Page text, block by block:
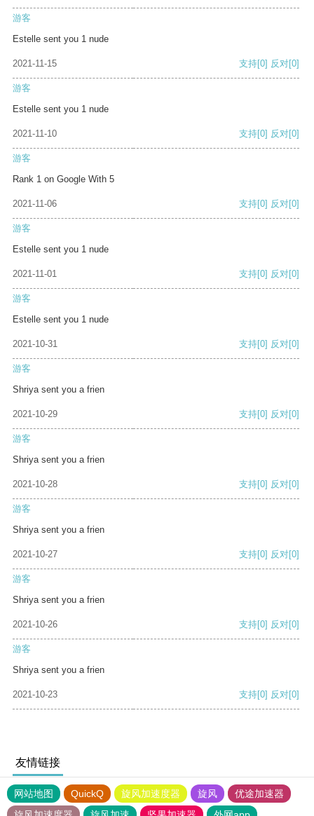
游客
Estelle sent you 1 nude
2021-11-15 支持[0] 反对[0]
游客
Estelle sent you 1 nude
2021-11-10 支持[0] 反对[0]
游客
Rank 1 on Google With 5
2021-11-06 支持[0] 反对[0]
游客
Estelle sent you 1 nude
2021-11-01 支持[0] 反对[0]
游客
Estelle sent you 1 nude
2021-10-31 支持[0] 反对[0]
游客
Shriya sent you a frien
2021-10-29 支持[0] 反对[0]
游客
Shriya sent you a frien
2021-10-28 支持[0] 反对[0]
游客
Shriya sent you a frien
2021-10-27 支持[0] 反对[0]
游客
Shriya sent you a frien
2021-10-26 支持[0] 反对[0]
游客
Shriya sent you a frien
2021-10-23 支持[0] 反对[0]
友情链接
网站地图 QuickQ 旋风加速度器 旋风
优途加速器